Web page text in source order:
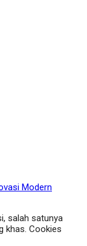
Modern
salah satunya
khas. Cookies